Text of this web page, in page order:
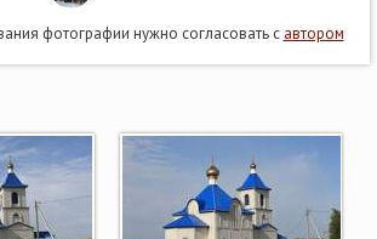
фотографии нужно согласовать с автором